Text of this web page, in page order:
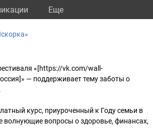
Eще
«[https://vk.com/wall-
— поддерживает тему заботы о
курс, приуроченный к Году семьи в
волнующие вопросы о здоровье, финансах,